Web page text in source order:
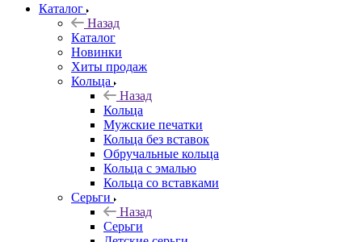
Каталог
Назад
Каталог
Новинки
Хиты продаж
Кольца
Назад
Кольца
Мужские печатки
Кольца без вставок
Обручальные кольца
Кольца с эмалью
Кольца со вставками
Серьги
Назад
Серьги